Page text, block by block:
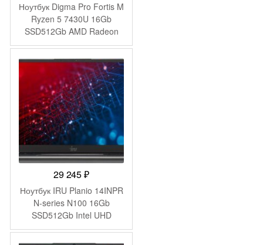
Ноутбук Digma Pro Fortis M
Ryzen 5 7430U 16Gb
SSD512Gb AMD Radeon
Graphics 14.1″ IPS FHD
(1920×1080) Windows 11
Pro grey WiFi BT Cam
4250mAh (DN14R5-
ADXW01)
29 245₽
Ноутбук IRU Planio 14INPR
N-series N100 16Gb
SSD512Gb Intel UHD
Graphics 14″ IPS FHD